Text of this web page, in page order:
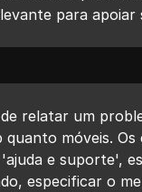
para apoiar
relatar um
móveis. Os
e suporte',
especificar o